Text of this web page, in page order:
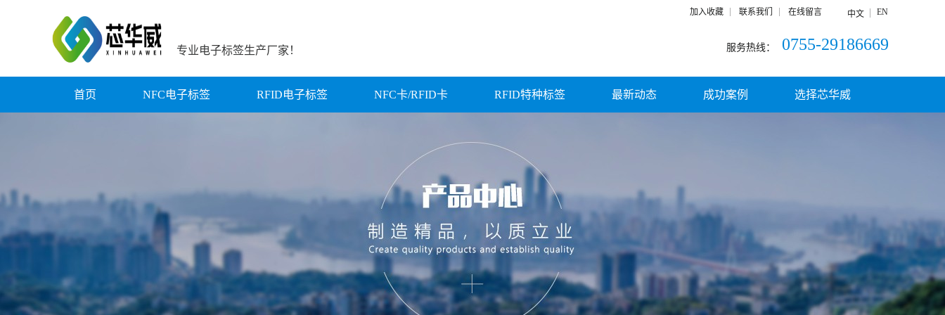
加入收藏 联系我们 在线留言 中文 EN
专业电子标签生产厂家！ 服务热线： 0755-29186669
首页 NFC电子标签 RFID电子标签 NFC卡/RFID卡 RFID特种标签 最新动态 成功案例 选择芯华威